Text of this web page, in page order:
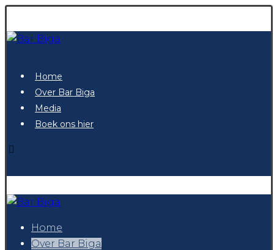
Home
Over Bar Biga
Media
Boek ons hier
Home
Over Bar Biga